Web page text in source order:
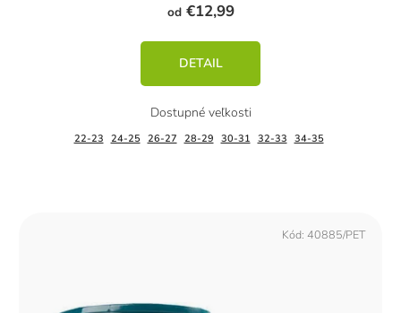
od€12,99
DETAIL
22-23 24-25 26-27 28-29 30-31 32-33 34-35
Kód: 40885/PET